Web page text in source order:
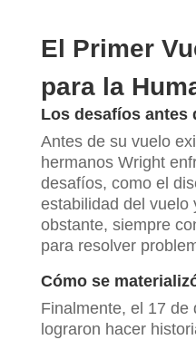
El Primer
para la
Los desafíos antes
Antes de su vuelo
hermanos Wright
desafíos, como el
estabilidad del vuelo
obstante, siempre
para resolver
Cómo se
Finalmente, el 17 de
lograron hacer